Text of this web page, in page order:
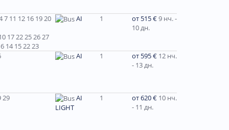
11 12 16 19 20
17 22 25 26 27
14 15 22 23
AI 1 от 515 €9 нч. -
10 дн.
AI 1 от 595 € 12 нч.
- 13 дн.
29
AI
LIGHT
1 от 620 € 10 нч.
- 11 дн.